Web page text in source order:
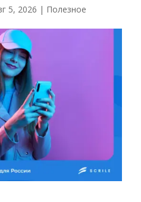
5, 2026 | Полезное